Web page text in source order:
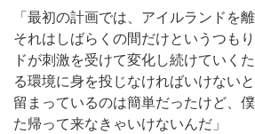
「最初の計画では、アイルランドを
それはしばらくの間だけというつも
ドが刺激を受けて変化し続けていく
る環境に身を投じなければいけない
留まっているのは簡単だったけど、
た帰って来なきゃいけないんだ」